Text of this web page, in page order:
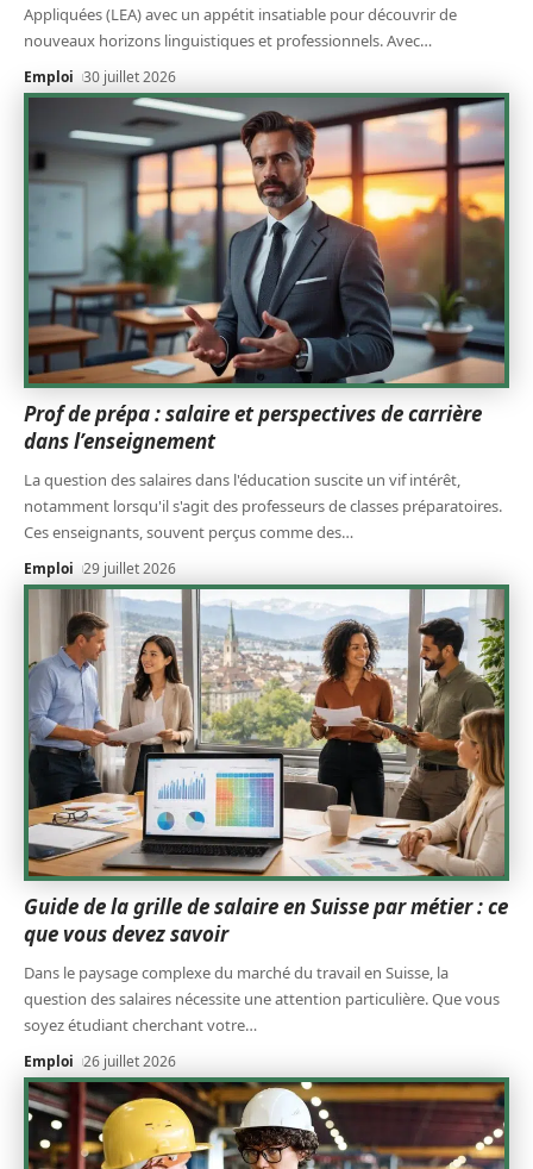
Appliquées (LEA) avec un appétit insatiable pour découvrir de
nouveaux horizons linguistiques et professionnels. Avec…
Emploi 30 juillet 2026
Prof de prépa : salaire et perspectives de carrière
dans l’enseignement
La question des salaires dans l'éducation suscite un vif intérêt,
notamment lorsqu'il s'agit des professeurs de classes préparatoires.
Ces enseignants, souvent perçus comme des…
Emploi 29 juillet 2026
Guide de la grille de salaire en Suisse par métier : ce
que vous devez savoir
Dans le paysage complexe du marché du travail en Suisse, la
question des salaires nécessite une attention particulière. Que vous
soyez étudiant cherchant votre…
Emploi 26 juillet 2026